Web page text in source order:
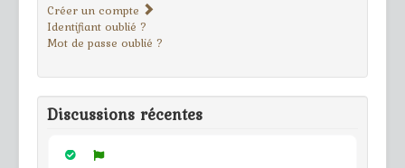
Créer un compte
Identifiant oublié ?
Mot de passe oublié ?
Discussions récentes